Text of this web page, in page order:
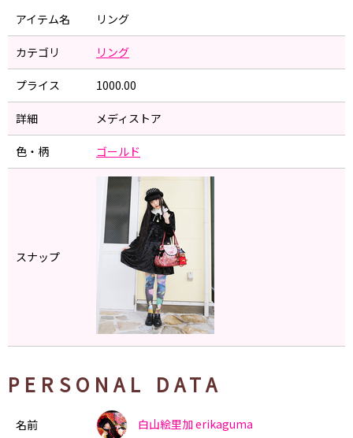
アイテム名 リング
カテゴリ リング
プライス 1000.00
詳細 メディストア
色・柄 ゴールド
スナップ
PERSONAL DATA
名前 白山絵里加erikaguma